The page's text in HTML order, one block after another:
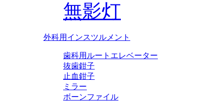
無影灯
外科用インスツルメント
歯科用ルートエレベーター
抜歯鉗子
止血鉗子
ミラー
ボーンファイル